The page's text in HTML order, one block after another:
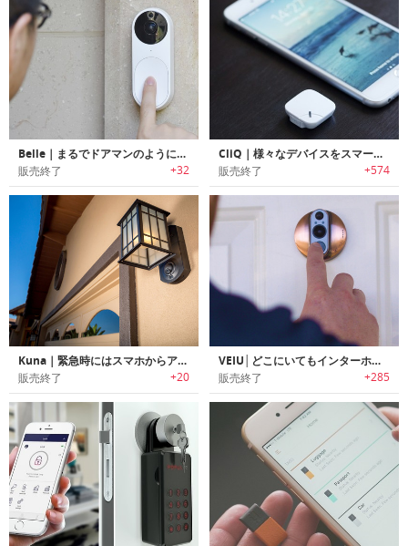
Belle｜まるでドアマンのように対話可能な顔認証/AI搭載スマートベル「ベル」
販売終了 +32
CliQ｜様々なデバイスをスマート化するボタン型スマートワイヤレスセンサー「クリック」
販売終了 +574
Kuna｜緊急時にはスマホからアクションを行えるスマートホームセキュリティー野外ライト「クナ」
販売終了 +20
VEIU│どこにいてもインターホンからの映像と音声を確認可能なスマートドアベル「ビュー」
販売終了 +285